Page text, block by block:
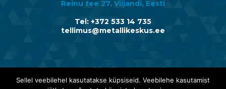
Reinu tee 27, Viljandi, Eesti
Tel: +372 533 14 735
tellimus@metallikeskus.ee
Avaleht Müügitingimused
Privaatsus
Infomaterjalid
Metallikeskusest
Kvaliteet
Sellel veebilehel kasutatakse küpsiseid. Veebilehe kasutamist